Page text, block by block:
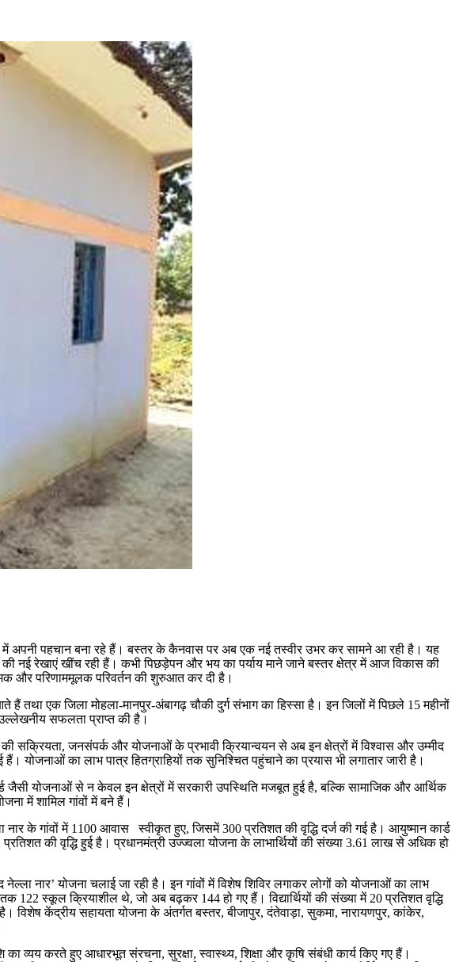
अपनी पहचान बना रहे हैं। बस्तर के कैनवास पर अब एक नई तस्वीर उभर कर सामने आ रही है। यह
नई रेखाएं खींच रही हैं। कभी पिछड़ेपन और भय का पर्याय माने जाने बस्तर क्षेत्र में आज विकास की
और परिणाममूलक परिवर्तन की शुरुआत कर दी है।
एक जिला मोहला-मानपुर-अंबागढ़ चौकी दुर्ग संभाग का हिस्सा है। इन जिलों में पिछले 15 महीनों
सफलता प्राप्त की है।
जनसंपर्क और योजनाओं के प्रभावी क्रियान्वयन से अब इन क्षेत्रों में विश्वास और उम्मीद
का लाभ पात्र हितग्राहियों तक सुनिश्चित पहुंचाने का प्रयास भी लगातार जारी है।
जैसी योजनाओं से न केवल इन क्षेत्रों में सरकारी उपस्थिति मजबूत हुई है, बल्कि सामाजिक और आर्थिक
में शामिल गांवों में बने हैं।
के गांवों में 1100 आवास स्वीकृत हुए, जिसमें 300 प्रतिशत की वृद्धि दर्ज की गई है। आयुष्मान कार्ड
की वृद्धि हुई है। प्रधानमंत्री उज्ज्वला योजना के लाभार्थियों की संख्या 3.61 लाख से अधिक हो
नार’ योजना चलाई जा रही है। इन गांवों में विशेष शिविर लगाकर लोगों को योजनाओं का लाभ
122 स्कूल क्रियाशील थे, जो अब बढ़कर 144 हो गए हैं। विद्यार्थियों की संख्या में 20 प्रतिशत वृद्धि
केंद्रीय सहायता योजना के अंतर्गत बस्तर, बीजापुर, दंतेवाड़ा, सुकमा, नारायणपुर, कांकेर,
व्यय करते हुए आधारभूत संरचना, सुरक्षा, स्वास्थ्य, शिक्षा और कृषि संबंधी कार्य किए गए हैं।